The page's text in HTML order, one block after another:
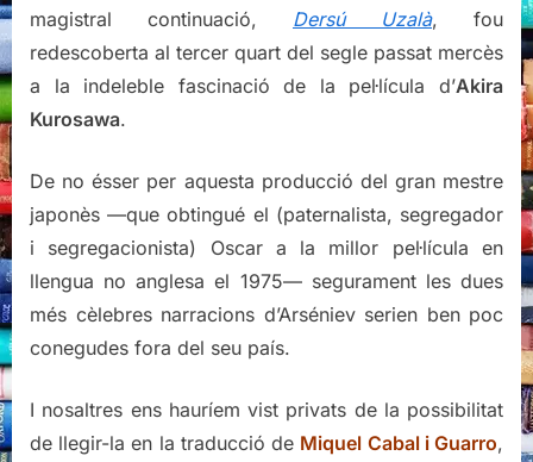
magistral continuació, Dersú Uzalà, fou
redescoberta al tercer quart del segle passat mercès
a la indeleble fascinació de la pel·lícula d’Akira
Kurosawa.
De no ésser per aquesta producció del gran mestre
japonès —que obtingué el (paternalista, segregador
i segregacionista) Oscar a la millor pel·lícula en
llengua no anglesa el 1975— segurament les dues
més cèlebres narracions d’Arséniev serien ben poc
conegudes fora del seu país.
I nosaltres ens hauríem vist privats de la possibilitat
de llegir-la en la traducció de Miquel Cabal i Guarro,